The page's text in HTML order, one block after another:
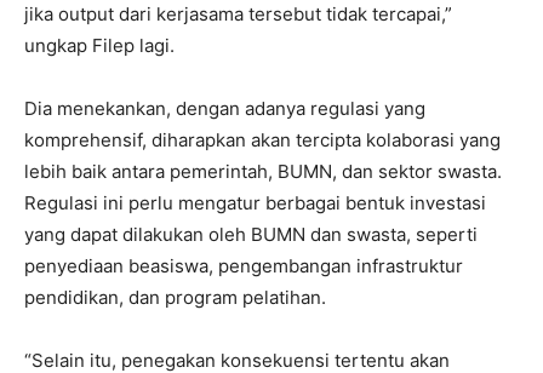
jika output dari kerjasama tersebut tidak tercapai,”
ungkap Filep lagi.
Dia menekankan, dengan adanya regulasi yang
komprehensif, diharapkan akan tercipta kolaborasi yang
lebih baik antara pemerintah, BUMN, dan sektor swasta.
Regulasi ini perlu mengatur berbagai bentuk investasi
yang dapat dilakukan oleh BUMN dan swasta, seperti
penyediaan beasiswa, pengembangan infrastruktur
pendidikan, dan program pelatihan.
“Selain itu, penegakan konsekuensi tertentu akan